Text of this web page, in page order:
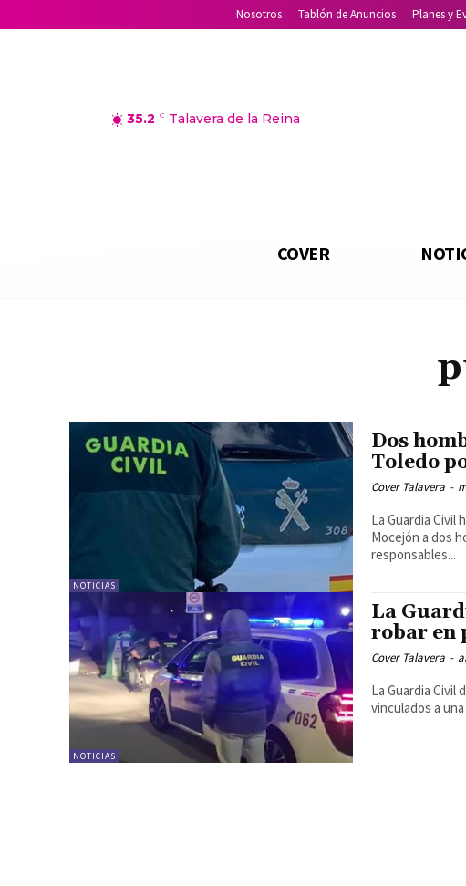
Nosotros Tablón de Anuncios Planes y
35.2 C Talavera de la Reina
COVER
NOTICIAS
Dos
Toledo
Cover Talavera -
La Guardia Civil
Mocejón a dos
responsables...
NOTICIAS
La
robar en
Cover Talavera -
La Guardia Civil
vinculados a